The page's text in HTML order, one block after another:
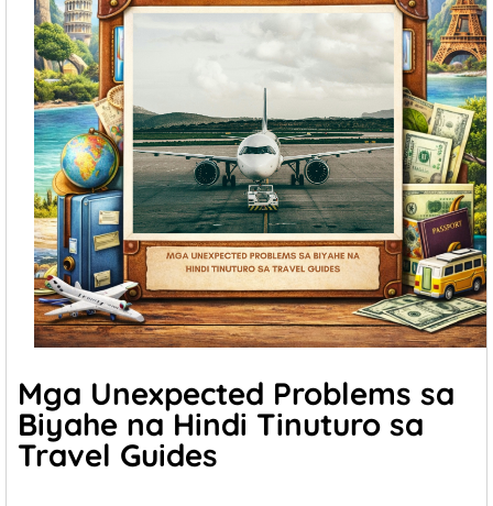
Mga Unexpected Problems sa
Biyahe na Hindi Tinuturo sa
Travel Guides